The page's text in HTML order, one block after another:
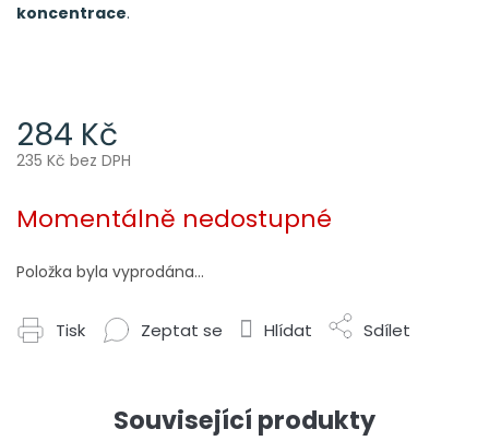
284 Kč
235 Kč bez DPH
cena:
Momentálně nedostupné
Položka byla vyprodána…
koncentrace.
Tisk Zeptat se Hlídat Sdílet
Související produkty